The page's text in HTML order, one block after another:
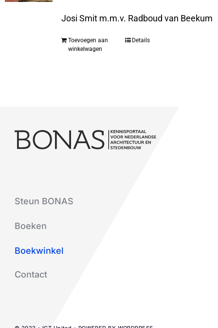
Josi Smit m.m.v. Radboud van Beekum
Toevoegen aan
winkelwagen
Details
Steun BONAS
Boeken
Boekwinkel
Contact